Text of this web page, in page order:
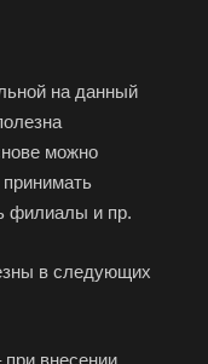
на данный
можно
принимать
филиалы и пр.
в следующих